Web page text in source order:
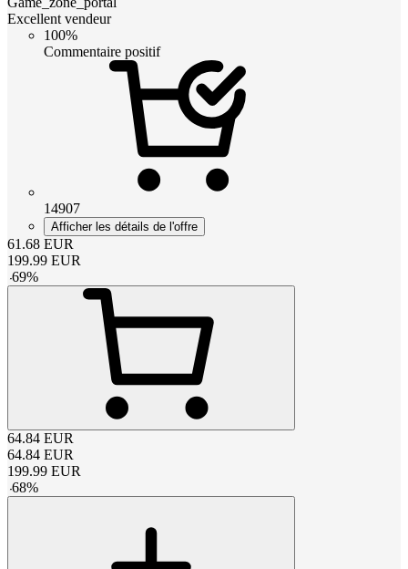
Excellent vendeur
100%
Commentaire positif
14907
Afficher les détails de l'offre
61.68 EUR
199.99 EUR
-69%
64.84 EUR
64.84 EUR
199.99 EUR
-68%